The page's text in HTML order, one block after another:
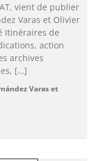
vient de publier
Varas et Olivier
Itinéraires de
action
archives
[…]
Varas et